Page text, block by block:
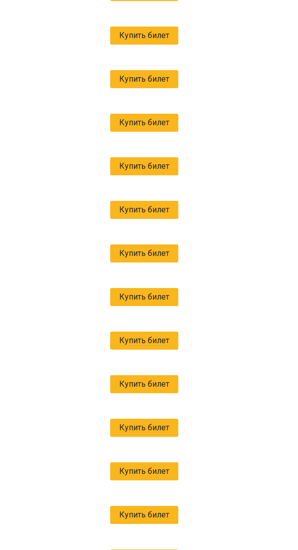
Купить билет
Купить билет
Купить билет
Купить билет
Купить билет
Купить билет
Купить билет
Купить билет
Купить билет
Купить билет
Купить билет
Купить билет